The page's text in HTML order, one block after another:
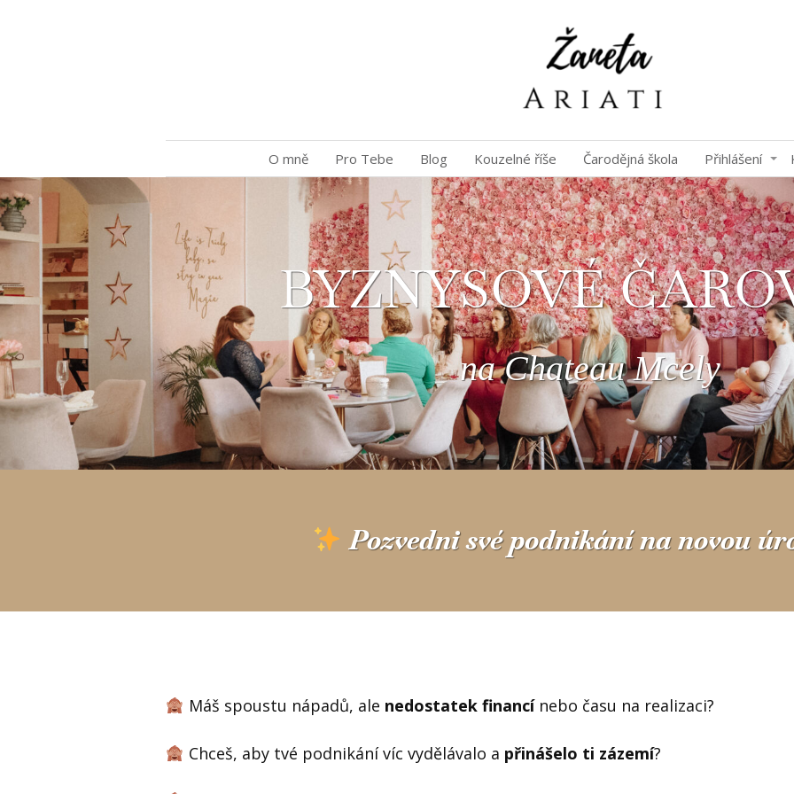
O mně Pro Tebe Blog Kouzelné říše Čarodějná škola Přihlášení
BYZNYSOVÉ
na Chateau Mcely
Pozvedni své podnikání na novou
Máš spoustu nápadů, ale nedostatek financínebo času na realizaci?
Chceš, aby tvé podnikání víc vydělávalo a přinášelo ti zázemí?